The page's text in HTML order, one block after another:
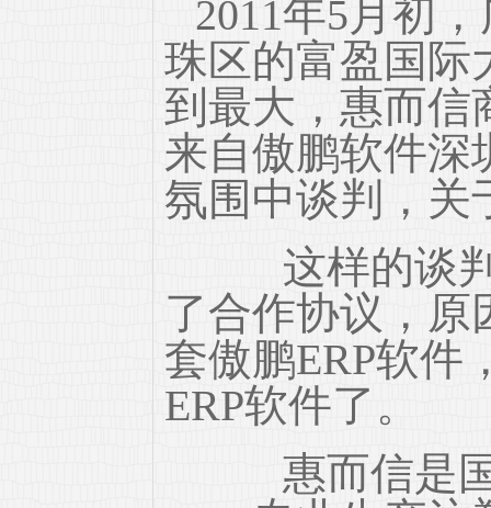
2011年5月初
珠区的富盈国际
到最大，惠而信
来自傲鹏软件深
氛围中谈判，关
这样的谈判
了合作协议，原
套傲鹏ERP软件
ERP软件了。
惠而信是国